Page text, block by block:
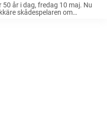
50 år i dag, fredag 10 maj. Nu
skådespelaren om